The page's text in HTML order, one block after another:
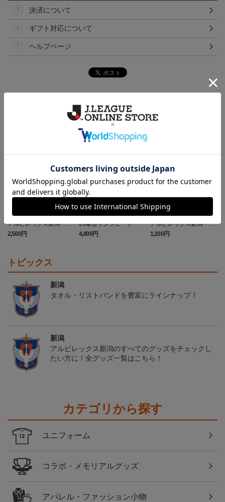
決済について
ギフト対応について
ヘルプページ
アルビレックス新潟 ピ
カチュウ タオルマフラー
2,500円
26傘型サンシェード
4,400円
アルビレックス新潟 ピ
カチュウ キーホルダー
1,100円
トピックス
新潟
タオル・リストバンドを豊富にラインナップ！
新潟
アルビレックス新潟のすべてのグッズをチェックし
たい方に！全グッズ一覧はこちら！
カテゴリから探す
ユニフォーム
コラボ・メモリアルグッズ
アパレル・ファッション小物